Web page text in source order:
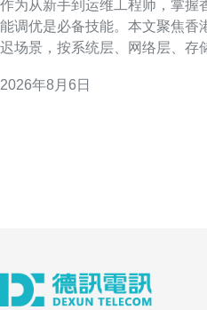
作为从新手到运维工程师，掌握
能调优是必备技能。本文聚焦香
迟场景，按系统层、网络层、存
响应速度。 理解香港云服务器VPS性能指标 首先要量
2026年8月6日